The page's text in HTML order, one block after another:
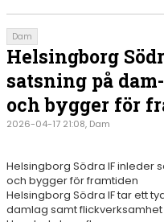
Dam
Helsingborg
satsning på
och bygger för
2026-04-17 21:08, Dam
Helsingborg Södra IF inleder
och bygger för framtiden
Helsingborg Södra IF tar ett
damlag samt flickverksamhet